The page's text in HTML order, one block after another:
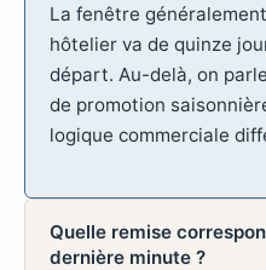
La fenêtre
hôtelier va de quinze
départ. Au-delà, on
de promotion
logique commerciale
Quelle remise
dernière minute ?